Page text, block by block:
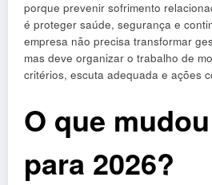
porque prevenir sofrimento
é proteger saúde, segurança e
empresa não precisa transformar
mas deve organizar o trabalho de
critérios, escuta adequada e ações
O que
para 2026?